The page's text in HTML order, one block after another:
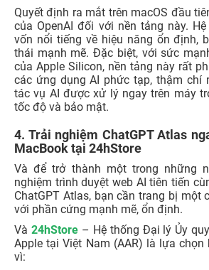
Quyết định ra mắt trên macOS đầu
của OpenAI đối với nền tảng này.
vốn nổi tiếng về hiệu năng ổn định,
thái mạnh mẽ. Đặc biệt, với sức
của Apple Silicon, nền tảng này rất
các ứng dụng AI phức tạp, thậm chí
tác vụ AI được xử lý ngay trên máy
tốc độ và bảo mật.
4. Trải nghiệm ChatGPT Atlas
MacBook tại 24hStore
Và để trở thành một trong những
nghiệm trình duyệt web AI tiên tiến
ChatGPT Atlas, bạn cần trang bị một
với phần cứng mạnh mẽ, ổn định.
Và 24hStore– Hệ thống Đại lý Ủy
Apple tại Việt Nam (AAR) là lựa
vì: